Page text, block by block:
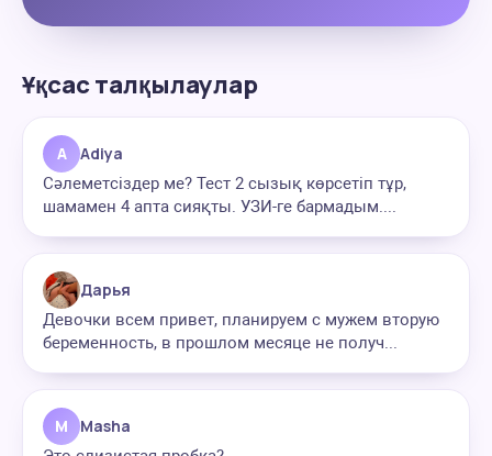
Ұқсас талқылаулар
A Adiya
Сәлеметсіздер ме? Тест 2 сызық көрсетіп тұр,
шамамен 4 апта сияқты. УЗИ-ге бармадым....
Дарья
Девочки всем привет, планируем с мужем вторую
беременность, в прошлом месяце не получ...
M Masha